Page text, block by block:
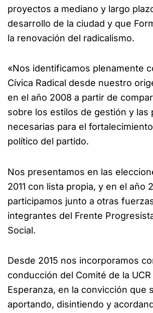
proyectos a mediano y largo
desarrollo de la ciudad y que
la renovación del radicalismo.
«Nos identificamos plenamente
Cívica Radical desde nuestro
en el año 2008 a partir de
sobre los estilos de gestión y las
necesarias para el
político del partido.
Nos presentamos en las
2011 con lista propia, y en el año
participamos junto a otras
integrantes del Frente
Social.
Desde 2015 nos incorporamos
conducción del Comité de la
Esperanza, en la convicción que
aportando, disintiendo y